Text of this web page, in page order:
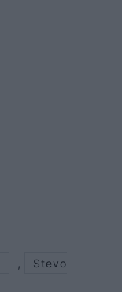
,
Stevo